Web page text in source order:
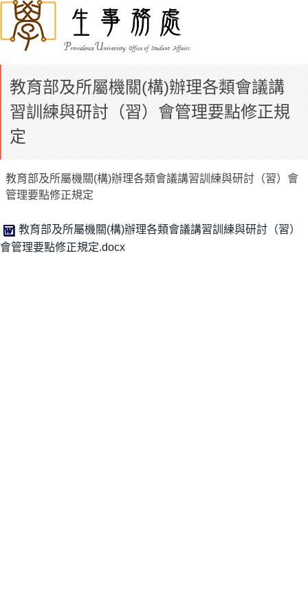
教育部及所屬機關(構)辦理各類會議講
習訓練與研討（習）會管理要點修正規
定
教育部及所屬機關(構)辦理各類會議講習訓練與研討（習）會
管理要點修正規定
教育部及所屬機關(構)辦理各類會議講習訓練與研討（習）
會管理要點修正規定.docx